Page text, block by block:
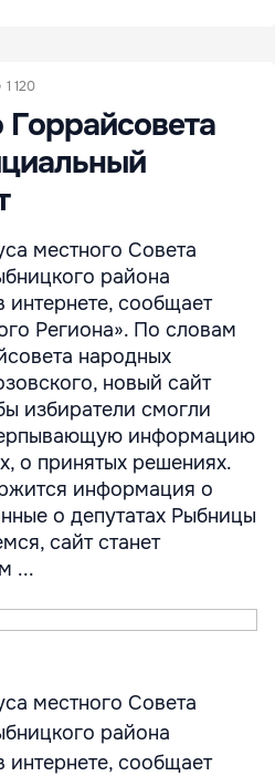
1 120
местного Совета
района
интернете, сообщает
Региона». По словам
народных
новый сайт
избиратели смогли
информацию
о принятых решениях.
информация о
о депутатах Рыбницы
сайт станет
...
местного Совета
района
интернете, сообщает